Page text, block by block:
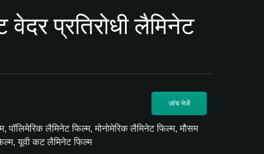
प्रतिरोधी लैमिनेट
जांच भेजें
लैमिनेट फिल्म, मोनोमेरिक लैमिनेट फिल्म, मौसम
यूवी कट लैमिनेट फिल्म